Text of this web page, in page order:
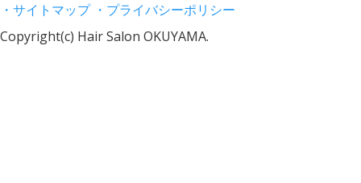
・サイトマップ ・プライバシーポリシー
Copyright(c) Hair Salon OKUYAMA.